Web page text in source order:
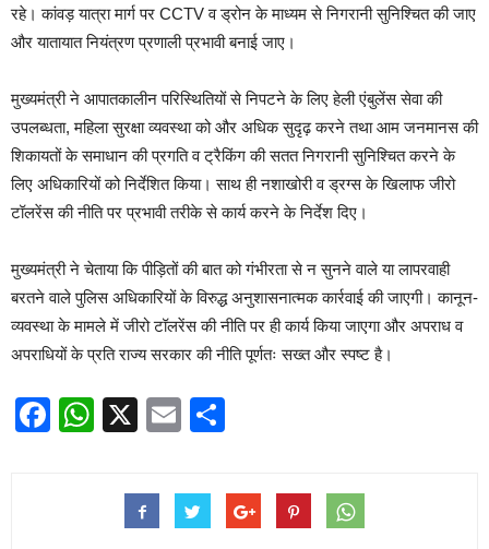
रहे। कांवड़ यात्रा मार्ग पर CCTV व ड्रोन के माध्यम से निगरानी सुनिश्चित की जाए
और यातायात नियंत्रण प्रणाली प्रभावी बनाई जाए।
मुख्यमंत्री ने आपातकालीन परिस्थितियों से निपटने के लिए हेली एंबुलेंस सेवा की
उपलब्धता, महिला सुरक्षा व्यवस्था को और अधिक सुदृढ़ करने तथा आम जनमानस की
शिकायतों के समाधान की प्रगति व ट्रैकिंग की सतत निगरानी सुनिश्चित करने के
लिए अधिकारियों को निर्देशित किया। साथ ही नशाखोरी व ड्रग्स के खिलाफ जीरो
टॉलरेंस की नीति पर प्रभावी तरीके से कार्य करने के निर्देश दिए।
मुख्यमंत्री ने चेताया कि पीड़ितों की बात को गंभीरता से न सुनने वाले या लापरवाही
बरतने वाले पुलिस अधिकारियों के विरुद्ध अनुशासनात्मक कार्रवाई की जाएगी। कानून-
व्यवस्था के मामले में जीरो टॉलरेंस की नीति पर ही कार्य किया जाएगा और अपराध व
अपराधियों के प्रति राज्य सरकार की नीति पूर्णतः सख्त और स्पष्ट है।
Facebook
WhatsApp
X Email